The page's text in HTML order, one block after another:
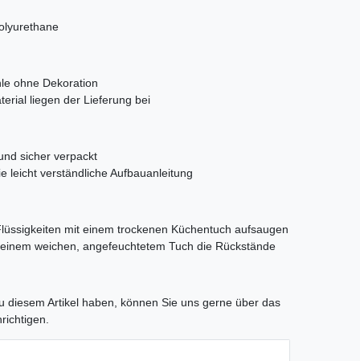
ohne Dekoration
liegen der Lieferung bei
sicher verpackt
leicht verständliche Aufbauanleitung
mit einem trockenen Küchentuch aufsaugen
weichen, angefeuchtetem Tuch die Rückstände
diesem Artikel haben, können Sie uns gerne über das